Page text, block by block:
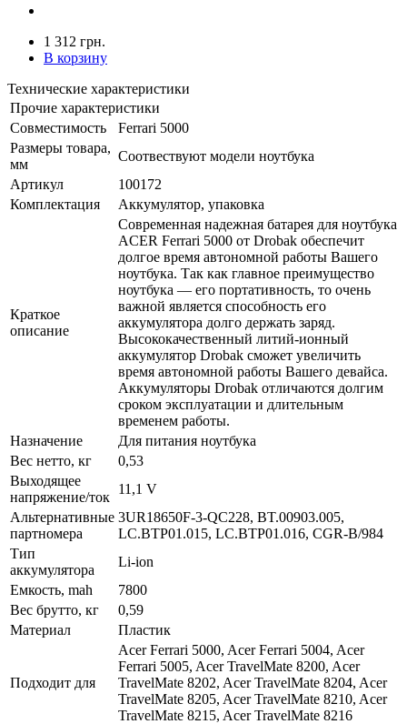
1 312 грн.
В корзину
Технические характеристики
Прочие характеристики
Совместимость
Ferrari 5000
Размеры товара,
мм
Соотвествуют модели ноутбука
Артикул
100172
Комплектация
Аккумулятор, упаковка
Краткое
описание
Современная надежная батарея для ноутбука
ACER Ferrari 5000 от Drobak обеспечит
долгое время автономной работы Вашего
ноутбука. Так как главное преимущество
ноутбука — его портативность, то очень
важной является способность его
аккумулятора долго держать заряд.
Высококачественный литий-ионный
аккумулятор Drobak сможет увеличить
время автономной работы Вашего девайса.
Аккумуляторы Drobak отличаются долгим
сроком эксплуатации и длительным
временем работы.
Назначение
Для питания ноутбука
Вес нетто, кг
0,53
Выходящее
напряжение/ток
11,1 V
Альтернативные
партномера
3UR18650F-3-QC228, BT.00903.005,
LC.BTP01.015, LC.BTP01.016, CGR-B/984
Тип
аккумулятора
Li-ion
Емкость, mah
7800
Вес брутто, кг
0,59
Материал
Пластик
Подходит для
Acer Ferrari 5000, Acer Ferrari 5004, Acer
Ferrari 5005, Acer TravelMate 8200, Acer
TravelMate 8202, Acer TravelMate 8204, Acer
TravelMate 8205, Acer TravelMate 8210, Acer
TravelMate 8215, Acer TravelMate 8216